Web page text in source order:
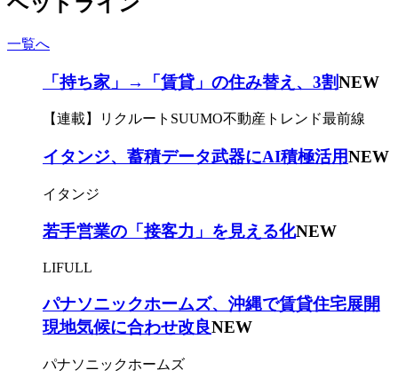
一覧へ
「持ち家」→「賃貸」の住み替え、3割NEW
【連載】リクルートSUUMO不動産トレンド最前線
イタンジ、蓄積データ武器にAI積極活用NEW
イタンジ
若手営業の「接客力」を見える化NEW
LIFULL
パナソニックホームズ、沖縄で賃貸住宅展開
現地気候に合わせ改良NEW
パナソニックホームズ